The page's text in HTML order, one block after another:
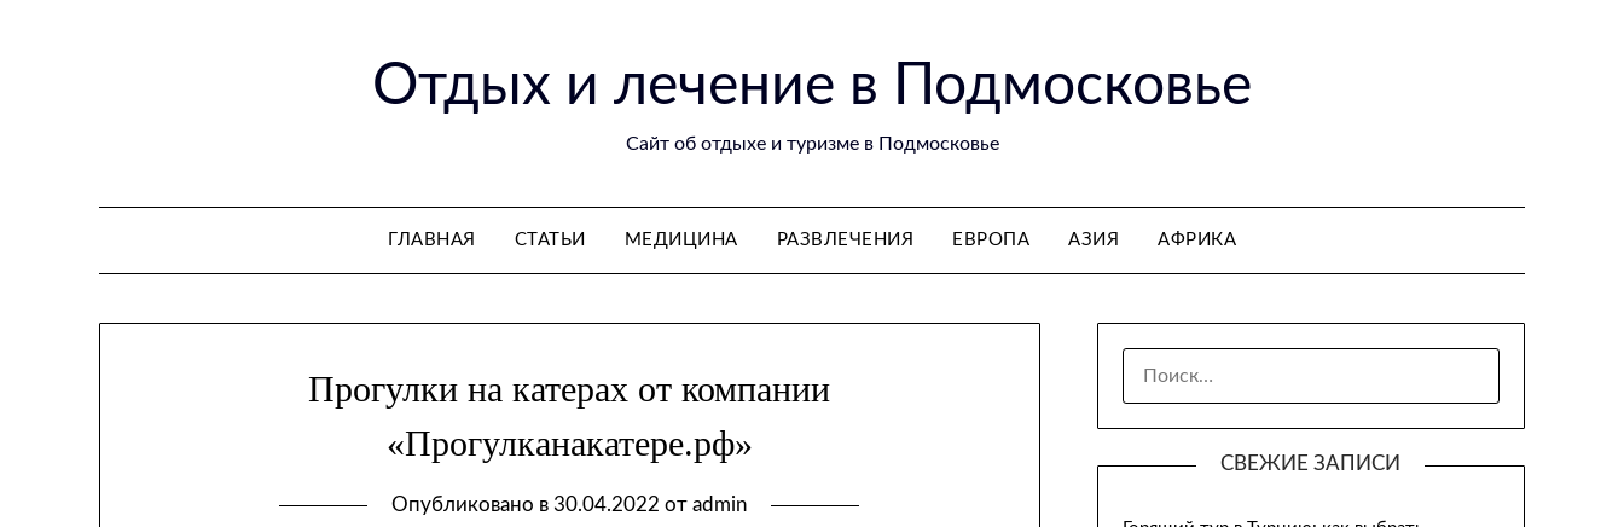
Отдых и лечение в Подмосковье
Сайт об отдыхе и туризме в Подмосковье
ГЛАВНАЯ СТАТЬИ МЕДИЦИНА РАЗВЛЕЧЕНИЯ ЕВРОПА АЗИЯ АФРИКА
Прогулки на катерах от компании
«Прогулканакатере.рф»
Опубликовано в 30.04.2022 отadmin
СВЕЖИЕ ЗАПИСИ